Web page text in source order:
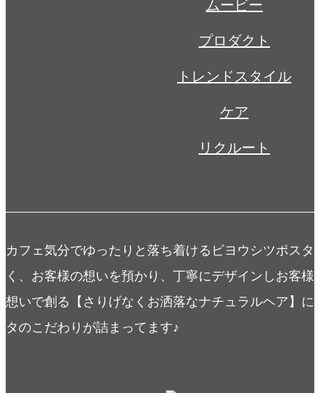
ムービー
プロダクト
トレンドスタイル
ケア
リクルート
カフェ気分でゆったりと落ち着けるビヨウシツポス
く、お客様の想いを預かり、丁寧にデザインしお客
想いで創る【さりげなくお洒落なナチュラルヘア】に
タのこだわりが詰まってます♪